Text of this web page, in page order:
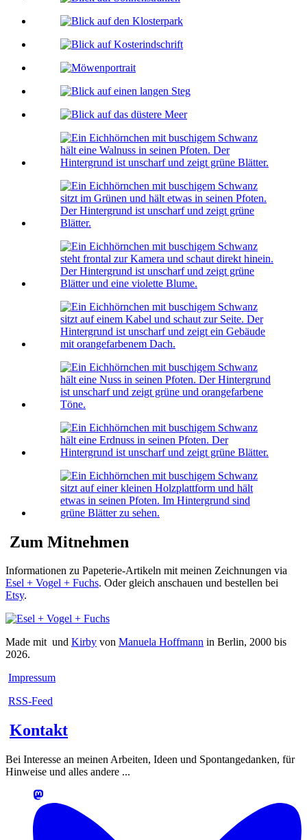
Zum Mitnehmen
Informationen zu Papeterie-Artikeln mit meinen Zeichnungen via
Esel + Vogel + Fuchs. Oder gleich anschauen und bestellen bei
Etsy.
Made mit und Kirby von Manuela Hoffmann in Berlin, 2000 bis
2026.
Impressum
RSS-Feed
Kontakt
Bei Interesse an meinen Arbeiten, Ideen und Spontangedanken, für
Hinweise und alles andere ...